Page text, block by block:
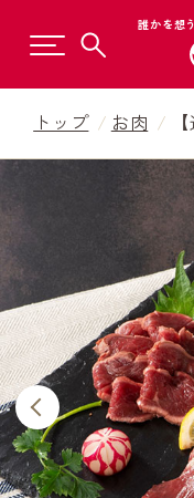
誰かを想
トップ お肉